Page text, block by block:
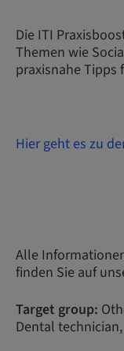
Die ITI
Themen wie
praxisnahe Tipps
Hier geht es zu
Alle
finden Sie auf
Target group:
Dental